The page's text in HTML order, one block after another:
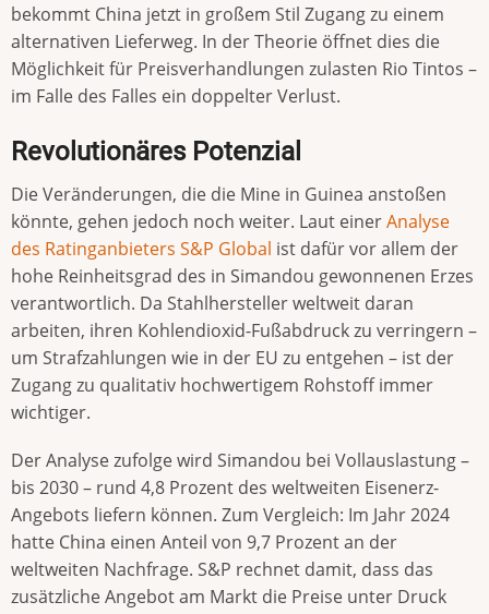
bekommt China jetzt in großem Stil Zugang zu einem
alternativen Lieferweg. In der Theorie öffnet dies die
Möglichkeit für Preisverhandlungen zulasten Rio Tintos –
im Falle des Falles ein doppelter Verlust.
Revolutionäres Potenzial
Die Veränderungen, die die Mine in Guinea anstoßen
könnte, gehen jedoch noch weiter. Laut einerAnalyse
des Ratinganbieters S&P Global ist dafür vor allem der
hohe Reinheitsgrad des in Simandou gewonnenen Erzes
verantwortlich. Da Stahlhersteller weltweit daran
arbeiten, ihren Kohlendioxid-Fußabdruck zu verringern –
um Strafzahlungen wie in der EU zu entgehen – ist der
Zugang zu qualitativ hochwertigem Rohstoff immer
wichtiger.
Der Analyse zufolge wird Simandou bei Vollauslastung –
bis 2030 – rund 4,8 Prozent des weltweiten Eisenerz-
Angebots liefern können. Zum Vergleich: Im Jahr 2024
hatte China einen Anteil von 9,7 Prozent an der
weltweiten Nachfrage. S&P rechnet damit, dass das
zusätzliche Angebot am Markt die Preise unter Druck